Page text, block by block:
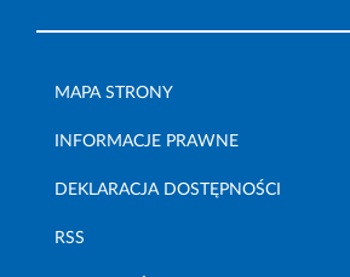
MAPA STRONY
INFORMACJE PRAWNE
DEKLARACJA DOSTĘPNOŚCI
RSS